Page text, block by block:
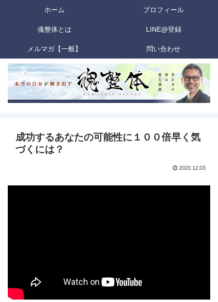
ホーム プロフィール
魂整体とは LINE@登録
メルマガ【一般】 問い合わせ
成功するあなたの可能性に１００倍早く気
づくには？
2020.12.03